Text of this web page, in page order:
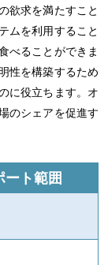
欲求を満たすこと
ムを利用すること
べることができま
性を構築するため
に役立ちます。オ
のシェアを促進す
ート範囲